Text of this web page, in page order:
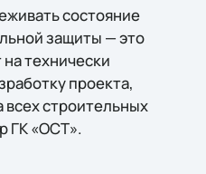
состояние
защиты — это
технически
проекта,
всех строительных
ГК «ОСТ».